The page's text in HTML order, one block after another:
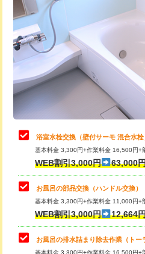
追加トーラー機使用/3m超え
カメラ調査
桝清掃
止水・漏水調査・防水処理・清掃
理・調整・分解・加工など（軽作
止水・漏水調査・防水処理・清掃
理・調整・分解・加工など（中作
止水・漏水調査・防水処理・清掃
理・調整・分解・加工など（重作
トイレタンク脱着
トイレ便器脱着
タンクレストイレ脱着
浴室水栓交換（壁付サーモ 混合水栓
基本料金 3,300円+作業料金 16,500円+
WEB割引3,000円 63,000
お風呂の部品交換（ハンドル交換）
基本料金 3,300円+作業料金 11,000円+
WEB割引3,000円 12,664
お風呂の排水詰まり除去作業（トー
基本料金 3,300円+作業料金 16,500円+